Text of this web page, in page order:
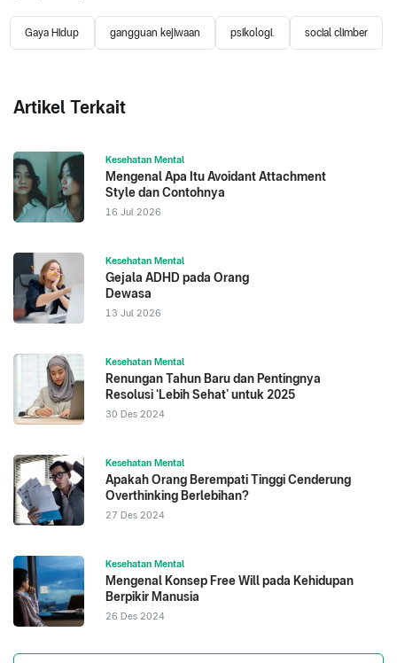
Gaya Hidup gangguan kejiwaan psikologi. social climber
Artikel Terkait
Kesehatan Mental
Mengenal Apa Itu Avoidant Attachment
Style dan Contohnya
16 Jul 2026
Kesehatan Mental
Gejala ADHD pada Orang
Dewasa
13 Jul 2026
Kesehatan Mental
Renungan Tahun Baru dan Pentingnya
Resolusi ‘Lebih Sehat’ untuk 2025
30 Des 2024
Kesehatan Mental
Apakah Orang Berempati Tinggi Cenderung
Overthinking Berlebihan?
27 Des 2024
Kesehatan Mental
Mengenal Konsep Free Will pada Kehidupan
Berpikir Manusia
26 Des 2024